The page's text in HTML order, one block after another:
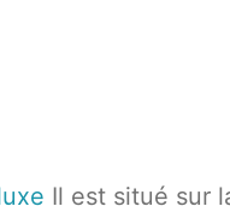
Il est situé sur